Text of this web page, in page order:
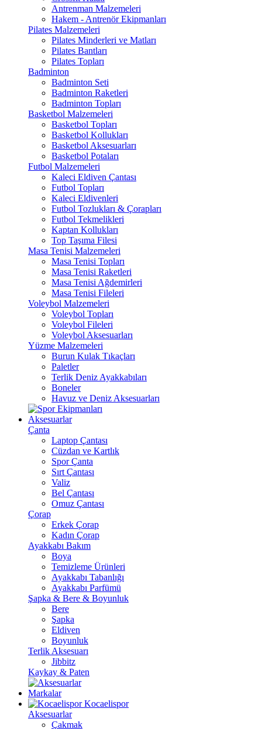
Antrenman Malzemeleri
Hakem - Antrenör Ekipmanları
Pilates Malzemeleri
Pilates Minderleri ve Matları
Pilates Bantları
Pilates Topları
Badminton
Badminton Seti
Badminton Raketleri
Badminton Topları
Basketbol Malzemeleri
Basketbol Topları
Basketbol Kollukları
Basketbol Aksesuarları
Basketbol Potaları
Futbol Malzemeleri
Kaleci Eldiven Çantası
Futbol Topları
Kaleci Eldivenleri
Futbol Tozlukları & Çorapları
Futbol Tekmelikleri
Kaptan Kollukları
Top Taşıma Filesi
Masa Tenisi Malzemeleri
Masa Tenisi Topları
Masa Tenisi Raketleri
Masa Tenisi Ağdemirleri
Masa Tenisi Fileleri
Voleybol Malzemeleri
Voleybol Topları
Voleybol Fileleri
Voleybol Aksesuarları
Yüzme Malzemeleri
Burun Kulak Tıkaçları
Paletler
Terlik Deniz Ayakkabıları
Boneler
Havuz ve Deniz Aksesuarları
Aksesuarlar
Çanta
Laptop Çantası
Cüzdan ve Kartlık
Spor Çanta
Sırt Çantası
Valiz
Bel Çantası
Omuz Çantası
Çorap
Erkek Çorap
Kadın Çorap
Ayakkabı Bakım
Boya
Temizleme Ürünleri
Ayakkabı Tabanlığı
Ayakkabı Parfümü
Şapka & Bere & Boyunluk
Bere
Şapka
Eldiven
Boyunluk
Terlik Aksesuarı
Jibbitz
Kaykay & Paten
Markalar
Kocaelispor
Aksesuarlar
Çakmak